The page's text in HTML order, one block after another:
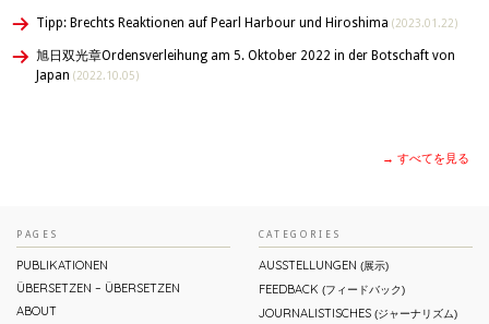
Tipp: Brechts Reaktionen auf Pearl Harbour und Hiroshima (2023.01.22)
旭日双光章Ordensverleihung am 5. Oktober 2022 in der Botschaft von
Japan (2022.10.05)
→ すべてを見る
PAGES
PUBLIKATIONEN
ÜBERSETZEN – ÜBERSETZEN
ABOUT
CATEGORIES
AUSSTELLUNGEN (展示)
FEEDBACK (フィードバック)
JOURNALISTISCHES(ジャーナリズム)